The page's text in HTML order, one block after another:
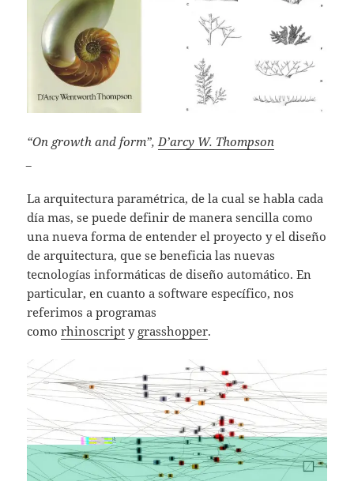
“On growth and form”,D’arcy W. Thompson
La arquitectura paramétrica, de la cual se habla cada
día mas, se puede definir de manera sencilla como
una nueva forma de entender el proyecto y el diseño
de arquitectura, que se beneficia las nuevas
tecnologías informáticas de diseño automático. En
particular, en cuanto a software específico, nos
referimos a programas
comorhinoscript y grasshopper.